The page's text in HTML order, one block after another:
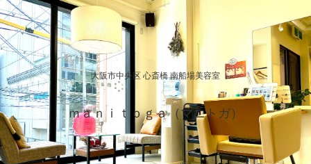
大阪市中央区 心斎橋 南船場美容室
ｍａｎｉｔｏｇａ（マニトガ）